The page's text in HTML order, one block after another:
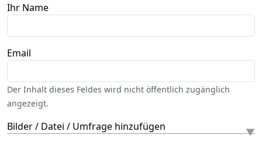
Ihr Name
Email
Der Inhalt dieses Feldes wird nicht öffentlich zugänglich
angezeigt.
Bilder / Datei / Umfrage hinzufügen